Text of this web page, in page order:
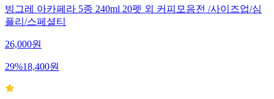
빙그레 아카페라 5종 240ml 20펫 외 커피모음전 /사이즈업/심
플리/스페셜티
26,000원
29%18,400원